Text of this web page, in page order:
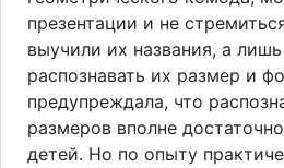
презентации и не
выучили их названия, а
распознавать их размер и
предупреждала, что
размеров вполне
детей. Но по опыту